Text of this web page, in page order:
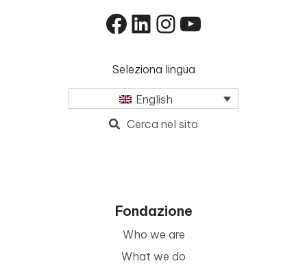
Facebook
LinkedIn
Instagram
YouTube
Seleziona lingua
English
Cerca nel sito
Fondazione
Who we are
What we do